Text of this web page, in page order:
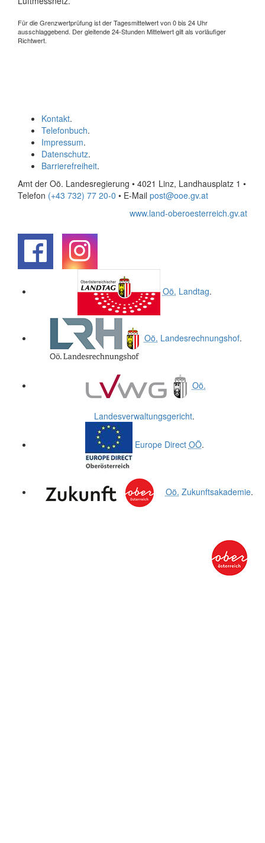
Für die Grenzwertprüfung ist der Tagesmittelwert von 0 bis 24 Uhr
ausschlaggebend. Der gleitende 24-Stunden Mittelwert gilt als vorläufiger
Richtwert.
Kontakt.
Telefonbuch.
Impressum.
Datenschutz.
Barrierefreiheit.
Amt der Oö. Landesregierung • 4021 Linz, Landhausplatz 1 •
Telefon (+43 732) 77 20-0 • E-Mail post@ooe.gv.at
www.land-oberoesterreich.gv.at
Oö. Landtag.
Oö. Landesrechnungshof.
Oö.
Landesverwaltungsgericht.
Europe Direct OÖ.
Oö. Zukunftsakademie.